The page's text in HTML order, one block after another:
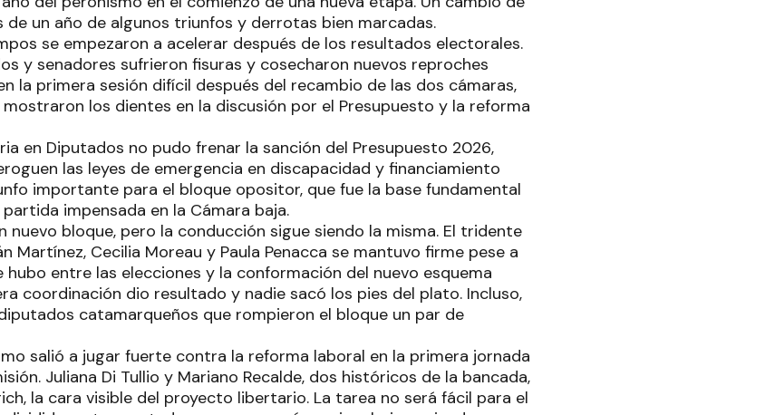
de un año de algunos triunfos y derrotas bien marcadas.
se empezaron a acelerar después de los resultados electorales.
y senadores sufrieron fisuras y cosecharon nuevos reproches
la primera sesión difícil después del recambio de las dos cámaras,
los dientes en la discusión por el Presupuesto y la reforma
en Diputados no pudo frenar la sanción del Presupuesto 2026,
las leyes de emergencia en discapacidad y financiamiento
importante para el bloque opositor, que fue la base fundamental
impensada en la Cámara baja.
nuevo bloque, pero la conducción sigue siendo la misma. El tridente
Martínez, Cecilia Moreau y Paula Penacca se mantuvo firme pese a
entre las elecciones y la conformación del nuevo esquema
coordinación dio resultado y nadie sacó los pies del plato. Incluso,
catamarqueños que rompieron el bloque un par de
salió a jugar fuerte contra la reforma laboral en la primera jornada
Juliana Di Tullio y Mariano Recalde, dos históricos de la bancada,
la cara visible del proyecto libertario. La tarea no será fácil para el